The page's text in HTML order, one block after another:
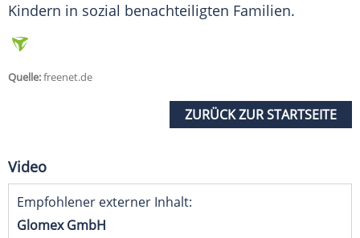
Kindern in sozial benachteiligten Familien.
Quelle:freenet.de
ZURÜCK ZUR STARTSEITE
Video
Empfohlener externer Inhalt:
Glomex GmbH